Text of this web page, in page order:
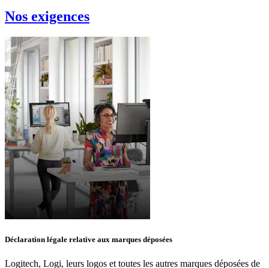
Nos exigences
Déclaration légale relative aux marques déposées
Logitech, Logi, leurs logos et toutes les autres marques déposées de